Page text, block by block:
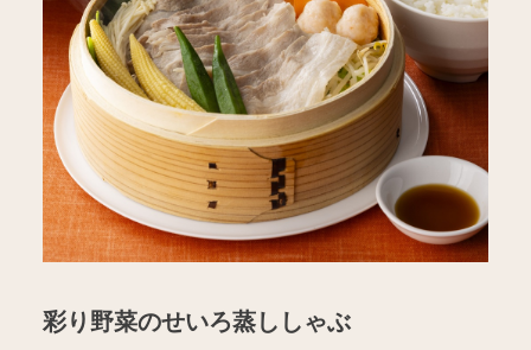
彩り野菜のせいろ蒸ししゃぶ